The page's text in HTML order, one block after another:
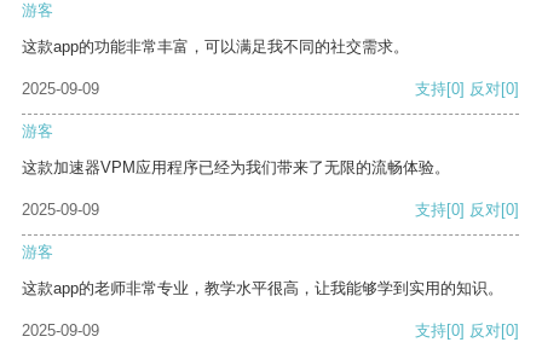
游客
这款app的功能非常丰富，可以满足我不同的社交需求。
2025-09-09 支持[0] 反对[0]
游客
这款加速器VPM应用程序已经为我们带来了无限的流畅体验。
2025-09-09 支持[0] 反对[0]
游客
这款app的老师非常专业，教学水平很高，让我能够学到实用的知识。
2025-09-09 支持[0] 反对[0]